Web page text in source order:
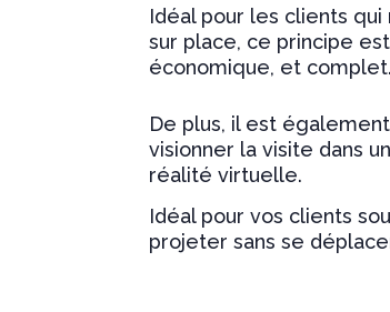
Idéal pour les clients qui
sur place, ce principe
économique, et complet.
De plus, il est
visionner la visite dans
réalité virtuelle.
Idéal pour vos clients
projeter sans se